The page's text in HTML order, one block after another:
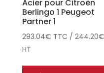
Acier pour Citroën
Berlingo 1 Peugeot
Partner 1
293.04€ TTC / 244.20€
HT